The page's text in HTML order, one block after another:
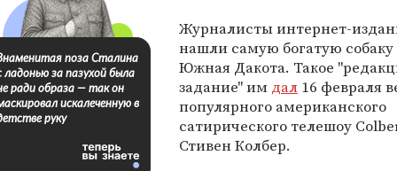
Журналисты интернет-
нашли самую богатую собаку
Южная Дакота. Такое
задание" им дал 16 февраля
популярного американского
сатирического телешоу
Стивен Колбер.
поза Сталина
ладонью за пазухой была
ради образа — так он
искалеченную в
руку